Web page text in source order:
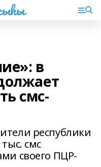
в
смс-
республики
смс
своего ПЦР-